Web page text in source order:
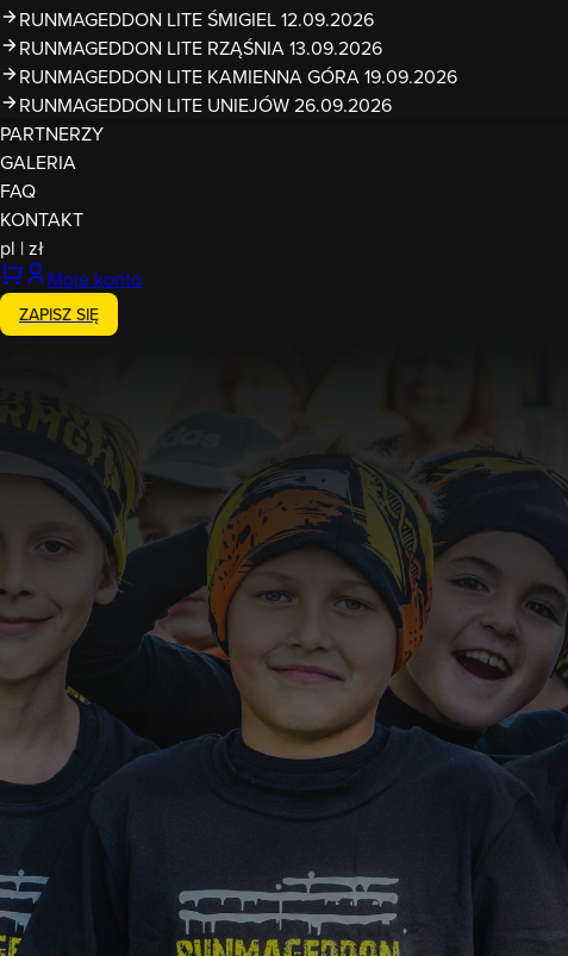
RUNMAGEDDON LITE ŚMIGIEL 12.09.2026
RUNMAGEDDON LITE RZĄŚNIA 13.09.2026
RUNMAGEDDON LITE KAMIENNA GÓRA 19.09.2026
RUNMAGEDDON LITE UNIEJÓW 26.09.2026
PARTNERZY
GALERIA
FAQ
KONTAKT
pl |zł
Moje konto
ZAPISZ SIĘ
RUNMAGEDDON KIDS: DEMO
PreZero Arena Gliwice